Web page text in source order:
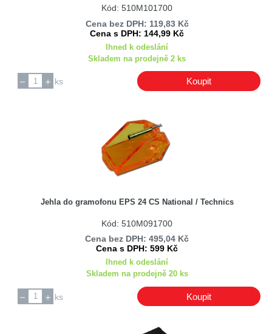
Kód: 510M101700
Cena bez DPH: 119,83 Kč
Cena s DPH: 144,99 Kč
Ihned k odeslání
Skladem na prodejně 2 ks
ks Koupit
Jehla do gramofonu EPS 24 CS National / Technics
Kód: 510M091700
Cena bez DPH: 495,04 Kč
Cena s DPH: 599 Kč
Ihned k odeslání
Skladem na prodejně 20 ks
ks Koupit